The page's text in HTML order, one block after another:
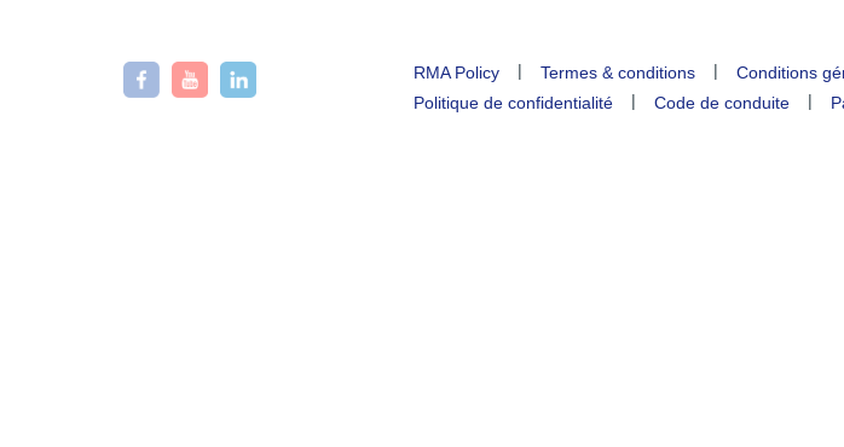
RMA Policy | Termes & conditions | Conditions
Politique de confidentialité
| Code de conduite |